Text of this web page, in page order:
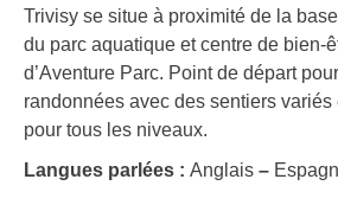
Trivisy se situe à proximité de la
du parc aquatique et centre de bien-
d’Aventure Parc. Point de départ
randonnées avec des sentiers variés
pour tous les niveaux.
Langues parlées : Anglais –